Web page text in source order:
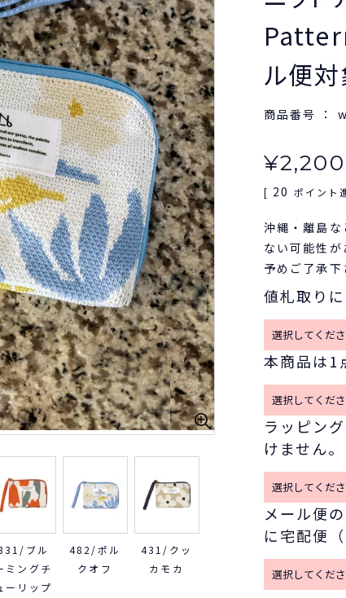
ブル
ミングチ
ーリップ
482/ポル
クオフ
431/クッ
カモカ
ル便
商品番号
¥2,200
[ 20 ポイント
沖縄・離島
ない可能性が
予めご了承下
値札取り
本商品は1
ラッピン
けません。
メール便
に宅配便